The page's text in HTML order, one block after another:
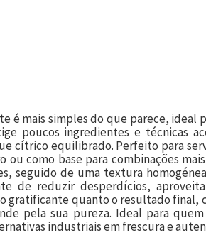
é mais simples do que parece, ideal
poucos ingredientes e técnicas
cítrico equilibrado. Perfeito para
como base para combinações
seguido de uma textura
de reduzir desperdícios,
gratificante quanto o resultado final,
pela sua pureza. Ideal para
industriais em frescura e